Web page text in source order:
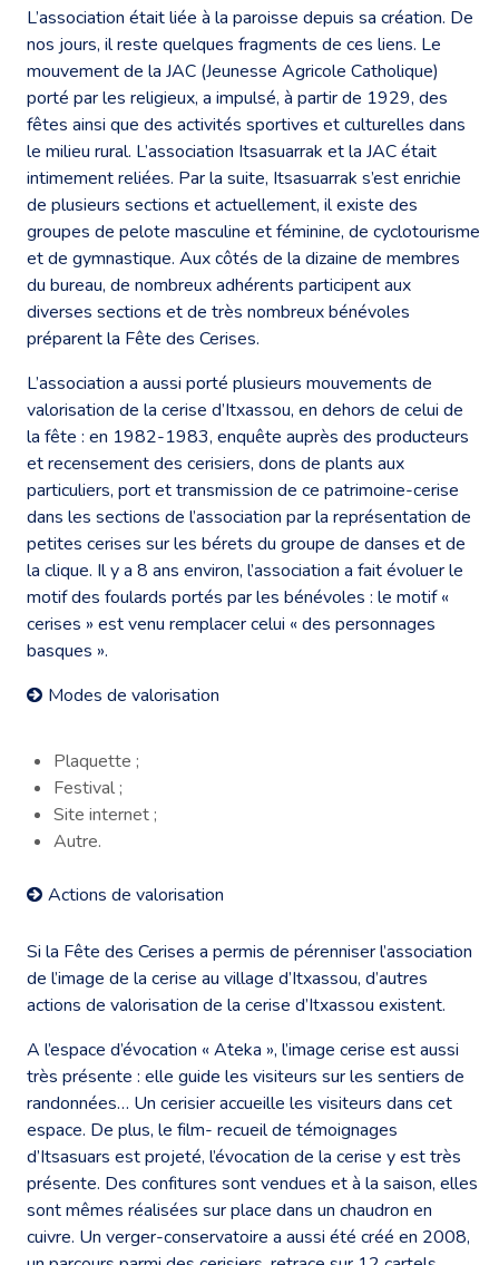
L’association était liée à la paroisse depuis sa création. De
nos jours, il reste quelques fragments de ces liens. Le
mouvement de la JAC (Jeunesse Agricole Catholique)
porté par les religieux, a impulsé, à partir de 1929, des
fêtes ainsi que des activités sportives et culturelles dans
le milieu rural. L’association Itsasuarrak et la JAC était
intimement reliées. Par la suite, Itsasuarrak s’est enrichie
de plusieurs sections et actuellement, il existe des
groupes de pelote masculine et féminine, de cyclotourisme
et de gymnastique. Aux côtés de la dizaine de membres
du bureau, de nombreux adhérents participent aux
diverses sections et de très nombreux bénévoles
préparent la Fête des Cerises.
L’association a aussi porté plusieurs mouvements de
valorisation de la cerise d’Itxassou, en dehors de celui de
la fête : en 1982-1983, enquête auprès des producteurs
et recensement des cerisiers, dons de plants aux
particuliers, port et transmission de ce patrimoine-cerise
dans les sections de l’association par la représentation de
petites cerises sur les bérets du groupe de danses et de
la clique. Il y a 8 ans environ, l’association a fait évoluer le
motif des foulards portés par les bénévoles : le motif «
cerises » est venu remplacer celui « des personnages
basques ».
Modes de valorisation
Plaquette ;
Festival ;
Site internet ;
Autre.
Actions de valorisation
Si la Fête des Cerises a permis de pérenniser l’association
de l’image de la cerise au village d’Itxassou, d’autres
actions de valorisation de la cerise d’Itxassou existent.
A l’espace d’évocation « Ateka », l’image cerise est aussi
très présente : elle guide les visiteurs sur les sentiers de
randonnées… Un cerisier accueille les visiteurs dans cet
espace. De plus, le film- recueil de témoignages
d’Itsasuars est projeté, l’évocation de la cerise y est très
présente. Des confitures sont vendues et à la saison, elles
sont mêmes réalisées sur place dans un chaudron en
cuivre. Un verger-conservatoire a aussi été créé en 2008,